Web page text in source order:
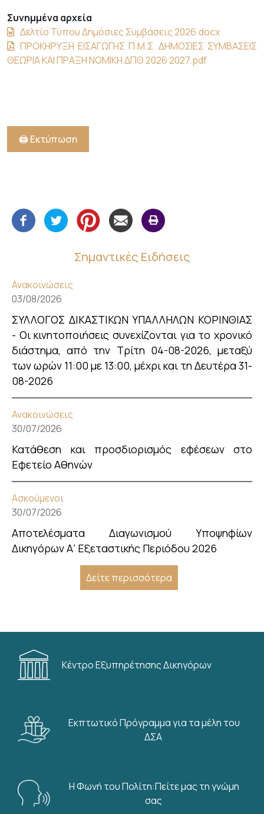
Σημαντικές Ειδήσεις
Ανακοινώσεις
03/08/2026
ΣΥΛΛΟΓΟΣ ΔΙΚΑΣΤΙΚΩΝ ΥΠΑΛΛΗΛΩΝ ΚΟΡΙΝΘΙΑΣ
- Οι κινητοποιήσεις συνεχίζονται για το χρονικό
διάστημα, από την Τρίτη 04-08-2026, μεταξύ
των ωρών 11:00 με 13:00, μέχρι και τη Δευτέρα 31-
08-2026
Ανακοινώσεις
30/07/2026
Κατάθεση και προσδιορισμός εφέσεων στο
Εφετείο Αθηνών
Ασκούμενοι
30/07/2026
Αποτελέσματα Διαγωνισμού Υποψηφίων
Δικηγόρων Α’ Εξεταστικής Περιόδου 2026
Δείτε περισσότερα
Συνημμένα αρχεία
Δελτίο Τύπου Δημόσιες Συμβάσεις 2026.docx
ΠΡΟΚΗΡΥΞΗ ΕΙΣΑΓΩΓΗΣ Π.Μ.Σ. ΔΗΜΟΣΙΕΣ ΣΥΜΒΑΣΕΙΣ
ΘΕΩΡΙΑ ΚΑΙ ΠΡΑΞΗ ΝΟΜΙΚΗ ΔΠΘ 2026 2027.pdf
🖨️ Εκτύπωση
Κέντρο Εξυπηρέτησης Δικηγόρων
Εκπτωτικό Πρόγραμμα για τα μέλη του
ΔΣΑ
Η Φωνή του Πολίτη:Πείτε μας τη γνώμη
σας